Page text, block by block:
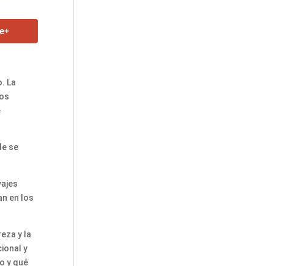
La
se
en los
y la
y
y qué